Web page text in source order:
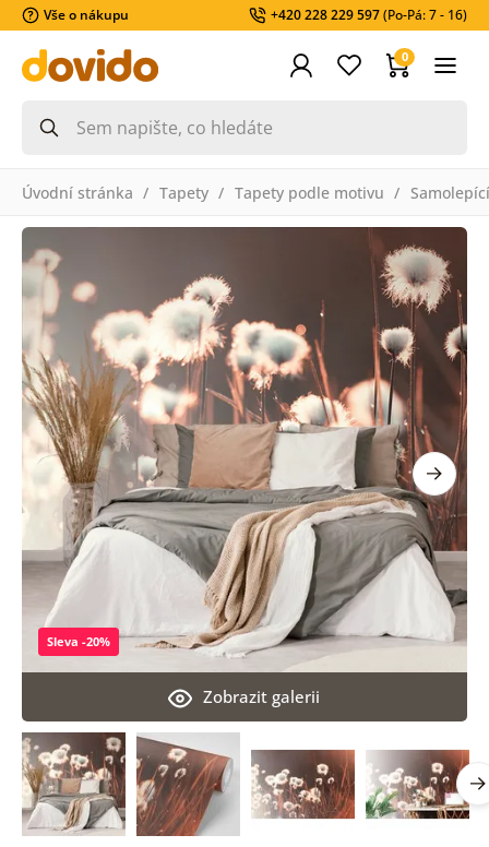
Vše o nákupu +420 228 229 597(Po-Pá: 7 - 16)
0
Úvodní stránka Tapety Tapety podle motivu
Zobrazit galerii
Sleva -20%